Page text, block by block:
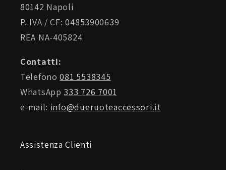
80142 Napoli
P. IVA / CF: 04853900639
REA NA-405824
Contatti:
Telefono081 5538345
WhatsApp 333 726 7001
e-mail: info@dueruoteaccessori.it
Assistenza Clienti